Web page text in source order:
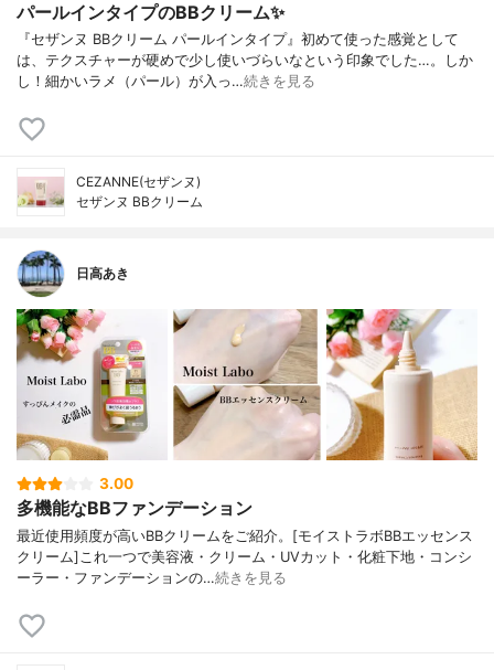
パールインタイプのBBクリーム✨
『セザンヌ BBクリーム パールインタイプ』初めて使った感覚として
は、テクスチャーが硬めで少し使いづらいなという印象でした…。しか
し！細かいラメ（パール）が入っ…続きを見る
CEZANNE(セザンヌ)
セザンヌ BBクリーム
日高あき
3.00
多機能なBBファンデーション
最近使用頻度が高いBBクリームをご紹介。[モイストラボBBエッセンス
クリーム]これ一つで美容液・クリーム・UVカット・化粧下地・コンシ
ーラー・ファンデーションの…続きを見る